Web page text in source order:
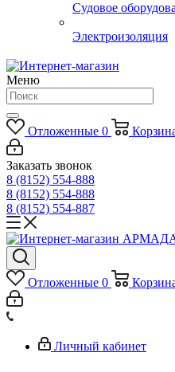
Судовое
Электроизоляция
Меню
Отложенные 0
Заказать звонок
8 (8152) 554-888
8 (8152) 554-888
8 (8152) 554-887
Отложенные 0
Личный кабинет